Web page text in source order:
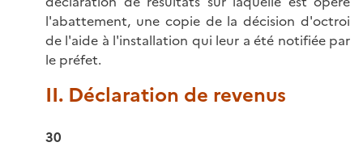
l'abattement, une copie de la décision d'octroi
de l'aide à l'installation qui leur a été notifiée par
le préfet.
II. Déclaration de revenus
30